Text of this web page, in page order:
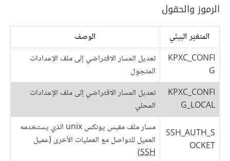
الرموز والحقول
المتغيّر البيئي
الوصف
KPXC_CONFI
G
تعديل المسار الافتراضي إلى ملف الإعدادات
المتجوِل
KPXC_CONFI
G_LOCAL
تعديل المسار الافتراضي إلى ملف الإعدادات
المحلي
SSH_AUTH_S
OCKET
مسار ملف مقبس يونكس unix الذي يستخدمه
العميل للتواصل مع العمليات الأخرى (عميل
SSH
)